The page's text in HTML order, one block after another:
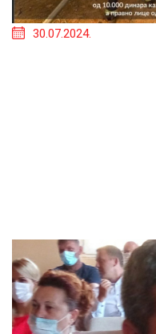
30.07.2024.